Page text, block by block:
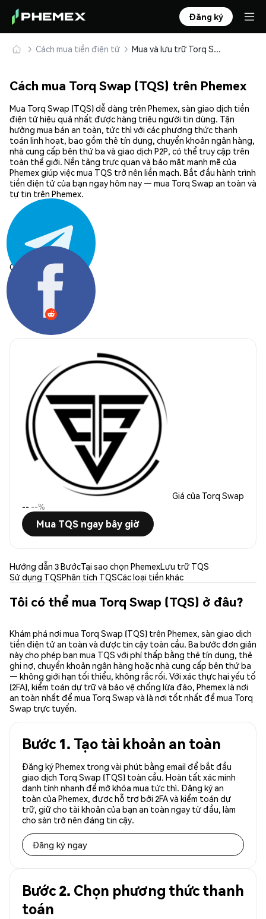
Đăng ký
Cách mua tiền điện tử Mua và lưu trữ Torq Swap (TQS) an toàn
Cách mua Torq Swap (TQS) trên Phemex
Mua Torq Swap (TQS) dễ dàng trên Phemex, sàn giao dịch tiền
điện tử hiệu quả nhất được hàng triệu người tin dùng. Tận
hưởng mua bán an toàn, tức thì với các phương thức thanh
toán linh hoạt, bao gồm thẻ tín dụng, chuyển khoản ngân hàng,
nhà cung cấp bên thứ ba và giao dịch P2P, có thể truy cập trên
toàn thế giới. Nền tảng trực quan và bảo mật mạnh mẽ của
Phemex giúp việc mua TQS trở nên liền mạch. Bắt đầu hành trình
tiền điện tử của bạn ngay hôm nay — mua Torq Swap an toàn và
tự tin trên Phemex.
Chia sẻ:
Giá của Torq Swap
-- --%
Mua TQS ngay bây giờ
Hướng dẫn 3 BướcTại sao chọn PhemexLưu trữ TQS
Sử dụng TQSPhân tích TQSCác loại tiền khác
Tôi có thể mua Torq Swap (TQS) ở đâu?
Khám phá nơi mua Torq Swap (TQS) trên Phemex, sàn giao dịch
tiền điện tử an toàn và được tin cậy toàn cầu. Ba bước đơn giản
này cho phép bạn mua TQS với phí thấp bằng thẻ tín dụng, thẻ
ghi nợ, chuyển khoản ngân hàng hoặc nhà cung cấp bên thứ ba
— không giới hạn tối thiểu, không rắc rối. Với xác thực hai yếu tố
(2FA), kiểm toán dự trữ và bảo vệ chống lừa đảo, Phemex là nơi
an toàn nhất để mua Torq Swap và là nơi tốt nhất để mua Torq
Swap trực tuyến.
Bước 1. Tạo tài khoản an toàn
Đăng ký Phemex trong vài phút bằng email để bắt đầu
giao dịch Torq Swap (TQS) toàn cầu. Hoàn tất xác minh
danh tính nhanh để mở khóa mua tức thì. Đăng ký an
toàn của Phemex, được hỗ trợ bởi 2FA và kiểm toán dự
trữ, giữ cho tài khoản của bạn an toàn ngay từ đầu, làm
cho sàn trở nên đáng tin cậy.
Đăng ký ngay
Bước 2. Chọn phương thức thanh
toán